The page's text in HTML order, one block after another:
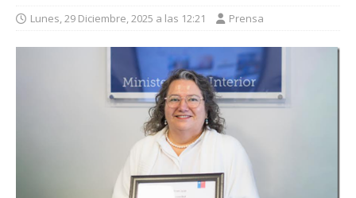
Lunes, 29 Diciembre, 2025 a las 12:21 Prensa